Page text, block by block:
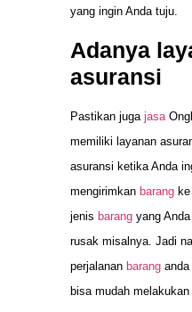
yang ingin Anda tuju.
Adanya
asuransi
Pastikan juga jasa
memiliki layanan
asuransi ketika Anda
mengirimkan barang
jenis barang yang
rusak misalnya. Jadi
perjalanan barang
bisa mudah melakukan